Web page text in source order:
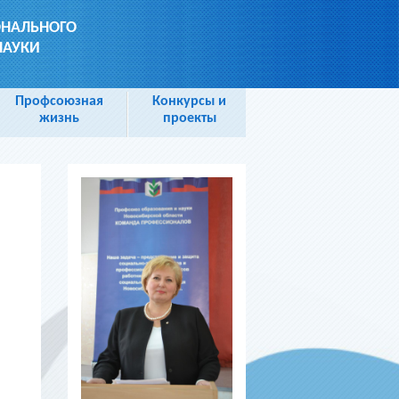
Профсоюзная
жизнь
Конкурсы и
проекты